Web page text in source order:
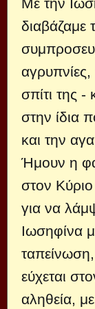
Μέ την
διαβάζαμε
σπίτι της -
στην ίδια
και την
Ήμουν η
στον
για να
Ιωσηφίνα
εύχεται
αληθεία,